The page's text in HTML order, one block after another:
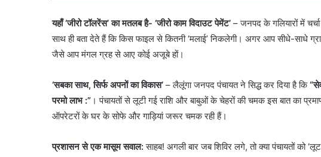
यहाँ ‘जीरो टॉलरेंस’ का मतलब है- ‘जीरो काम विदाउट पेमेंट’ – जनपद के गलियारों में
साथ ही बता देते हैं कि किस फाइल से कितनी ‘मलाई’ निकलेगी। अगर आप सीधे-साधे
जैसे आप मंगल ग्रह से आए कोई अजूबे हों।
‘सबका साथ, सिर्फ अपनों का विकास’ – लैलूंगा जनपद पंचायत ने सिद्ध कर दिया है कि
परमो लाभ :” । पंचायतों से लूटी गई राशि और बाबुओं के चेहरों की चमक इस बात का
ऑपरेटरों के घर के सोफे और गाड़ियां जरूर चमक रही हैं।
प्रशासन से एक मासूम सवाल:साहब! अगली बार जब शिविर लगे, तो क्या पंचायतों को